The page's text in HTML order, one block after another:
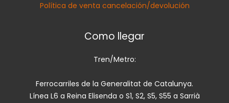
Política de venta cancelación/devolución
Como llegar
Tren/Metro:
Ferrocarriles de la Generalitat de Catalunya.
Línea L6 a Reina Elisenda o S1, S2, S5, S55 a Sarrià